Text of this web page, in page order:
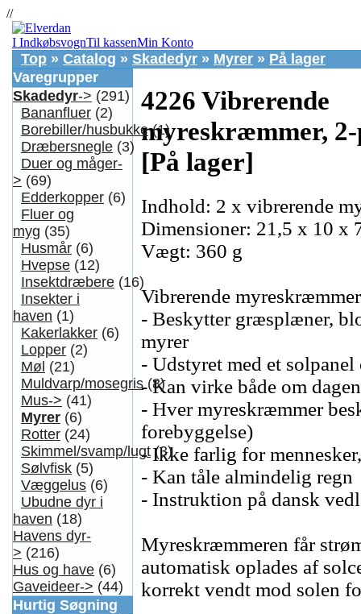
//
I IndkøbsvognTil kassenMin Konto
Top » Catalog » Skadedyr » Myrer » På lager
4226 Vibrerende
myreskræmmer,
[På lager]
Indhold: 2 x vibrerende
Dimensioner: 21,5 x 10 x
Vægt: 360 g
Vibrerende
- Beskytter græsplæner,
myrer
- Udstyret med et solpanel
- Kan virke både om
- Hver myreskræmmer
forebyggelse)
- Ikke farlig for
- Kan tåle almindelig regn
- Instruktion på dansk
Myreskræmmeren får
automatisk oplades af
korrekt vendt mod solen
Varegrupper
Skadedyr-> (291)
Bananfluer (2)
Borebiller/husbukke(1)
Dræbersnegle (3)
Duer og måger-
> (69)
Edderkopper (6)
Fluer og
myg (35)
Husmår (6)
Hvepse (12)
Insektdræbere (16)
Insekter i
haven (1)
Kakerlakker (6)
Lopper (2)
Møl (21)
Muldvarp/mosegris(8)
Mus-> (41)
Myrer (6)
Rotter (24)
Skimmel/svamp/lugt(3)
Sølvfisk (5)
Væggelus (6)
Ubudne dyr i
haven (18)
Havens dyr-
> (216)
Hus og have (6)
Gaveideer-> (44)
Hurtig Søgning